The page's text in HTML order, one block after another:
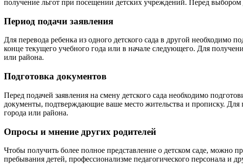
получение льгот при посещении детских учреждений. Перед выбором
Период подачи заявления
Для перевода ребенка из одного детского сада в другой необходимо
конце текущего учебного года или в начале следующего. Для
или района.
Подготовка документов
Перед подачей заявления на смену детского сада необходимо
документы, подтверждающие ваше место жительства и прописку. Для
города или района.
Опросы и мнение других родителей
Чтобы получить более полное представление о детском саде, можно
пребывания детей, профессионализме педагогического персонала и